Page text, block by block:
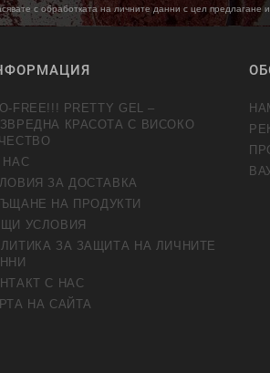
с обработката на личните данни с цел предлагане
FREE!!! PRETTY GEL –
КРАСОТА С ВИСОКО
НАС
ЗА ДОСТАВКА
НА ПРОДУКТИ
УСЛОВИЯ
ЗА ЗАЩИТА НА ЛИЧНИТЕ
С НАС
НА САЙТА